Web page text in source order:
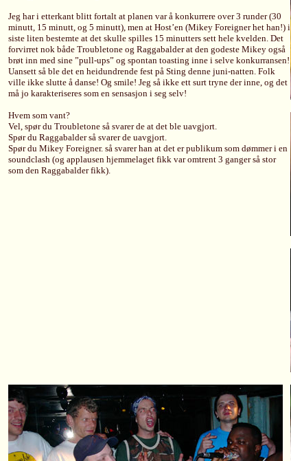
Jeg har i etterkant blitt fortalt at planen var å konkurrere over 3 runder (30
minutt, 15 minutt, og 5 minutt), men at Host’en (Mikey Foreigner het han!) i
siste liten bestemte at det skulle spilles 15 minutters sett hele kvelden. Det
forvirret nok både Troubletone og Raggabalder at den godeste Mikey også
brøt inn med sine ”pull-ups” og spontan toasting inne i selve konkurransen!
Uansett så ble det en heidundrende fest på Sting denne juni-natten. Folk
ville ikke slutte å danse! Og smile! Jeg så ikke ett surt tryne der inne, og det
må jo karakteriseres som en sensasjon i seg selv!
Hvem som vant?
Vel, spør du Troubletone så svarer de at det ble uavgjort.
Spør du Raggabalder så svarer de uavgjort.
Spør du Mikey Foreigner. så svarer han at det er publikum som dømmer i en
soundclash (og applausen hjemmelaget fikk var omtrent 3 ganger så stor
som den Raggabalder fikk).